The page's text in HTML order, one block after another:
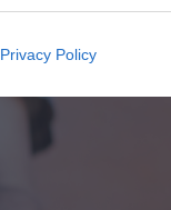
Privacy Policy